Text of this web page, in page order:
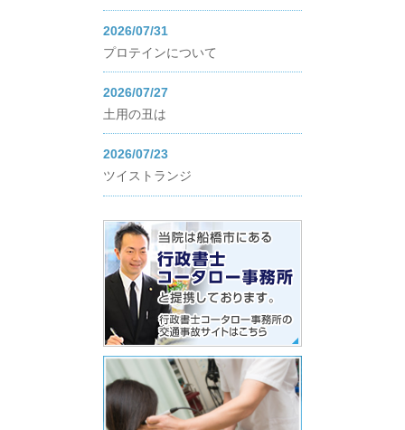
2026/07/31
プロテインについて
2026/07/27
土用の丑は
2026/07/23
ツイストランジ